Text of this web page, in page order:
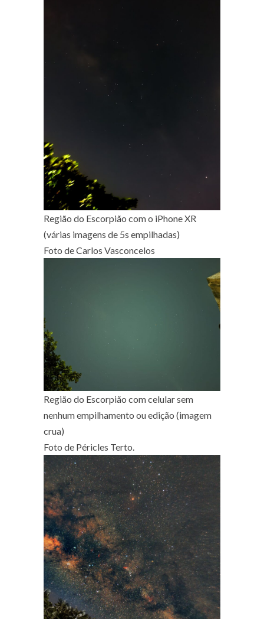
Região do Escorpião com o iPhone XR
(várias imagens de 5s empilhadas)
Foto de Carlos Vasconcelos
Região do Escorpião com celular sem
nenhum empilhamento ou edição (imagem
crua)
Foto de Péricles Terto.